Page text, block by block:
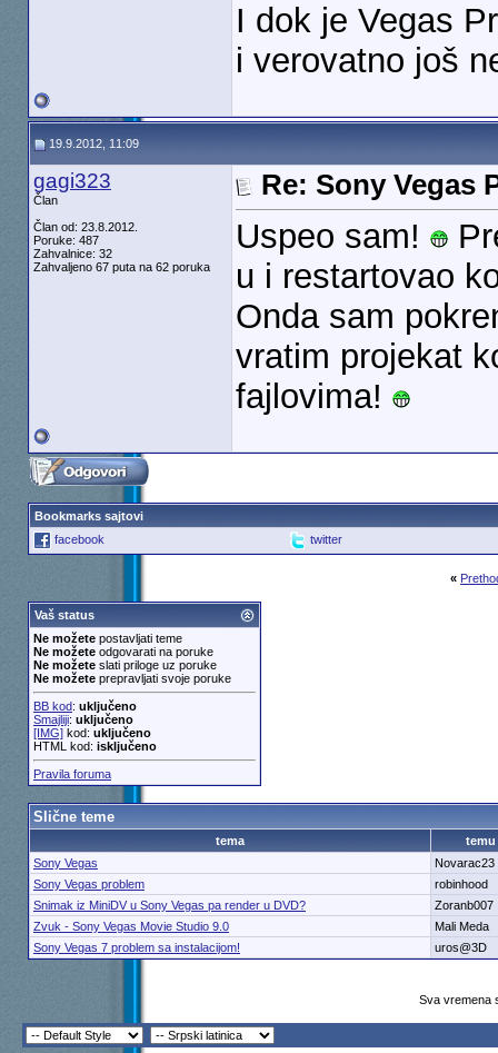
I dok je Vegas
i verovatno još
19.9.2012, 11:09
gagi323
Član
Član od: 23.8.2012.
Poruke: 487
Zahvalnice: 32
Zahvaljeno 67 puta na 62 poruka
Re: Sony Vegas
Uspeo sam!
u i restartovao
Onda sam
vratim projekat
fajlovima!
Bookmarks sajtovi
facebook
twitter
«
Vaš status
Ne možetepostavljati teme
Ne možeteodgovarati na poruke
Ne možeteslati priloge uz poruke
Ne možeteprepravljati svoje poruke
BB kod: uključeno
Smajliji: uključeno
[IMG]kod: uključeno
HTML kod: isključeno
Pravila foruma
Slične teme
tema
temu
Sony Vegas
Novarac23
Sony Vegas problem
robinhood
Snimak iz MiniDV u Sony Vegas pa render u DVD?
Zoranb007
Zvuk - Sony Vegas Movie Studio 9.0
Mali Meda
Sony Vegas 7 problem sa instalacijom!
uros@3D
Sva vremena